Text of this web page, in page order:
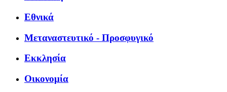
Εθνικά
Μεταναστευτικό - Προσφυγικό
Εκκλησία
Οικονομία